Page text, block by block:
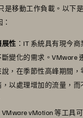
是移動工作負載。以下
性 ：IT 系統具有現今
變化的需求。VMware
，在季節性高峰期間
以處理增加的流量，而
VMware vMotion 等工具